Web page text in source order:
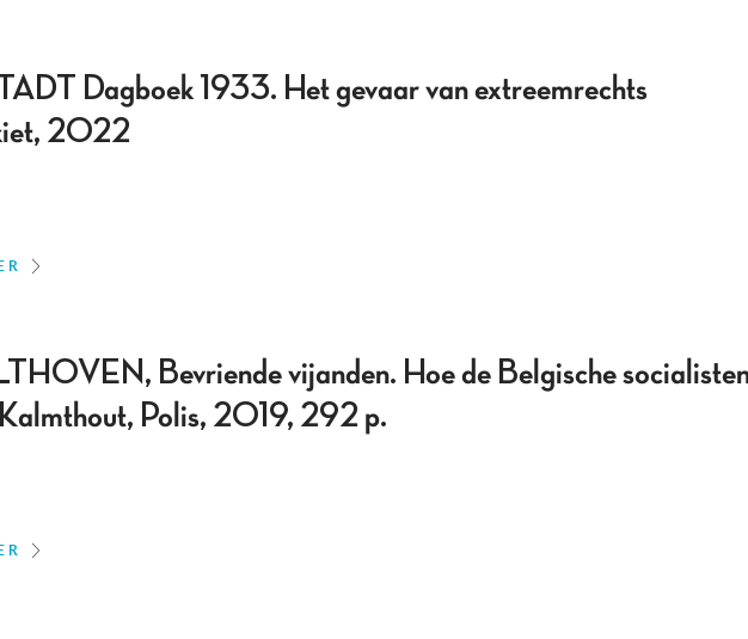
Dagboek 1933. Het gevaar van extreemrechts
2022
Bevriende vijanden. Hoe de Belgische
Polis, 2019, 292 p.